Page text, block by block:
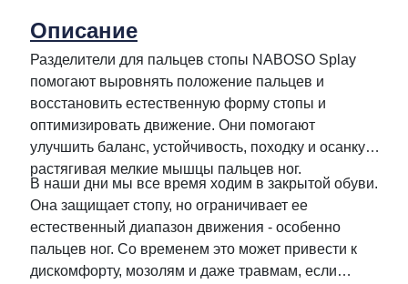
Описание
Разделители для пальцев стопы NABOSO Splay
помогают выровнять положение пальцев и
восстановить естественную форму стопы и
оптимизировать движение. Они помогают
улучшить баланс, устойчивость, походку и осанку,
растягивая мелкие мышцы пальцев ног.
В наши дни мы все время ходим в закрытой обуви.
Она защищает стопу, но ограничивает ее
естественный диапазон движения - особенно
пальцев ног. Со временем это может привести к
дискомфорту, мозолям и даже травмам, если